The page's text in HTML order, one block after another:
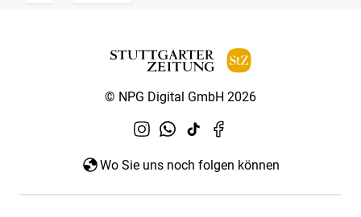
© NPG Digital GmbH 2026
Wo Sie uns noch folgen können